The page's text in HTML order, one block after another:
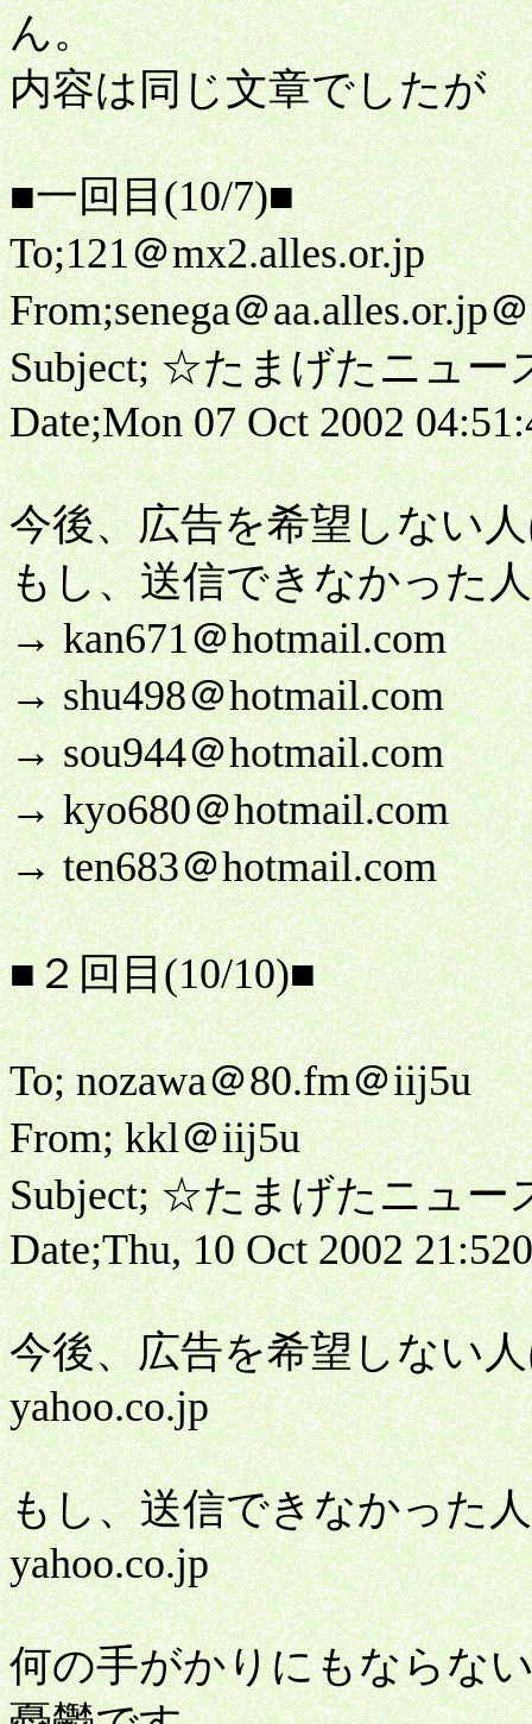
ん。
内容は同じ文章でしたが
■一回目(10/7)■
To;121＠mx2.alles.or.jp
From;senega＠aa.alles.or.jp
Subject; ☆たまげたニュ
Date;Mon 07 Oct 2002
今後、広告を希望しない
もし、送信できなかった
→ kan671＠hotmail.com
→ shu498＠hotmail.com
→ sou944＠hotmail.com
→ kyo680＠hotmail.com
→ ten683＠hotmail.com
■２回目(10/10)■
To; nozawa＠80.fm＠iij5u
From; kkl＠iij5u
Subject; ☆たまげたニュ
Date;Thu, 10 Oct 2002
今後、広告を希望しない
yahoo.co.jp
もし、送信できなかった
yahoo.co.jp
何の手がかりにもならな